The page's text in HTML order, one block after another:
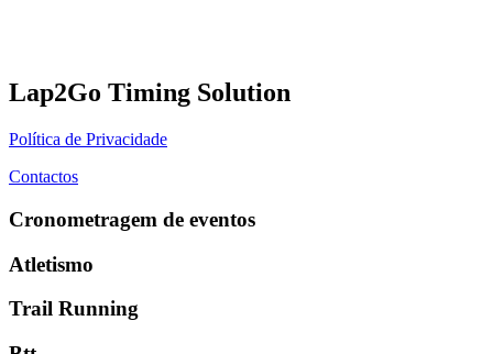
Lap2Go Timing Solution
Política de Privacidade
Contactos
Cronometragem de eventos
Atletismo
Trail Running